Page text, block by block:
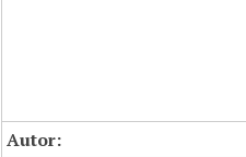
Autor: